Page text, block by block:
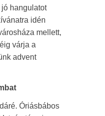
hangulatot
idén
mellett,
várja a
advent
Óriásbábos